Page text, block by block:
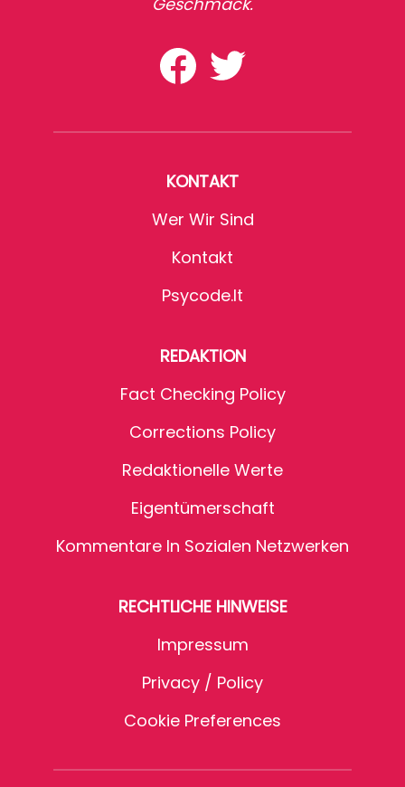
KONTAKT
Wer Wir Sind
Kontakt
Psycode.it
REDAKTION
Fact Checking Policy
Corrections Policy
Redaktionelle Werte
Eigentümerschaft
Kommentare In Sozialen Netzwerken
RECHTLICHE HINWEISE
Impressum
Privacy / Policy
Cookie Preferences